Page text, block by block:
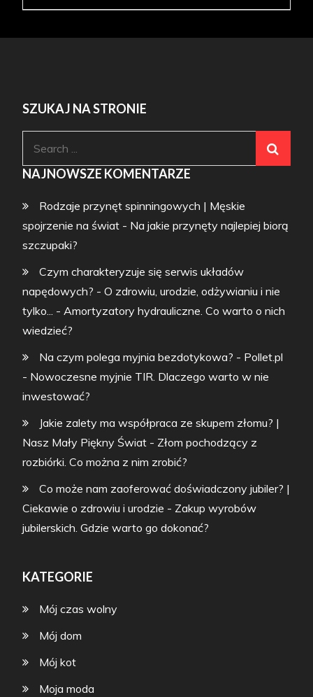
SZUKAJ NA STRONIE
NAJNOWSZE KOMENTARZE
Rodzaje przynęt spinningowych | Męskie
spojrzenie na świat - Na jakie przynęty najlepiej biorą
szczupaki?
Czym charakteryzuje się serwis układów
napędowych? - O zdrowiu, urodzie, odżywianiu i nie
tylko... -Amortyzatory hydrauliczne. Co warto o nich
wiedzieć?
Na czym polega myjnia bezdotykowa? - Pollet.pl
- Nowoczesne myjnie TIR. Dlaczego warto w nie
inwestować?
Jakie zalety ma współpraca ze skupem złomu? |
Nasz Mały Piękny Świat - Złom pochodzący z
rozbiórki. Co można z nim zrobić?
Co może nam zaoferować doświadczony jubiler? |
Ciekawie o zdrowiu i urodzie - Zakup wyrobów
jubilerskich. Gdzie warto go dokonać?
KATEGORIE
Mój czas wolny
Mój dom
Mój kot
Moja moda